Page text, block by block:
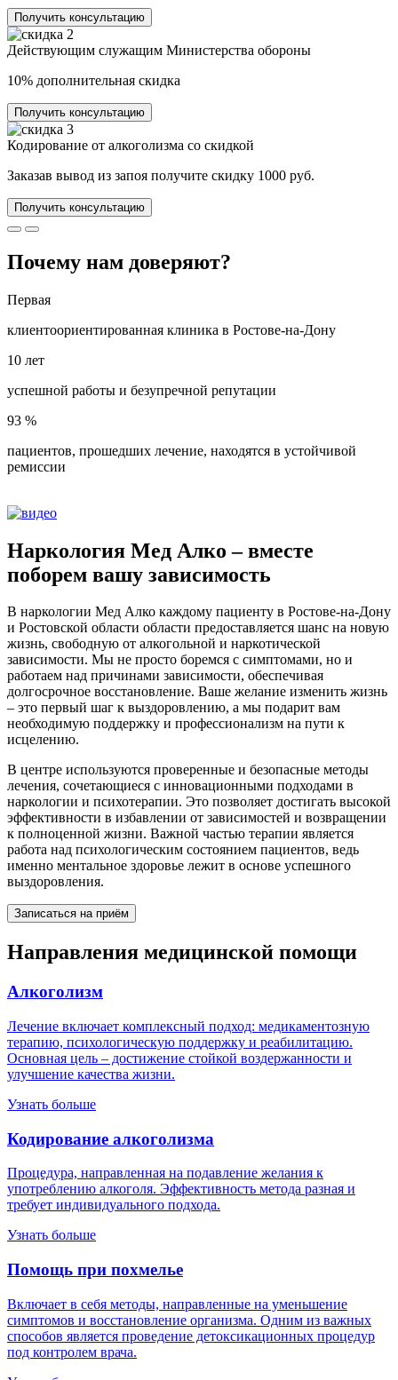
Получить консультацию
Действующим служащим Министерства обороны
10% дополнительная скидка
Получить консультацию
Кодирование от алкоголизма со скидкой
Заказав вывод из запоя получите скидку 1000 руб.
Получить консультацию
Почему нам доверяют?
Первая
клиентоориентированная клиника в Ростове-на-Дону
10 лет
успешной работы и безупречной репутации
93 %
пациентов, прошедших лечение, находятся в устойчивой
ремиссии
Наркология Мед Алко – вместе
поборем вашу зависимость
В наркологии Мед Алко каждому пациенту в Ростове-на-Дону
и Ростовской области области предоставляется шанс на новую
жизнь, свободную от алкогольной и наркотической
зависимости. Мы не просто боремся с симптомами, но и
работаем над причинами зависимости, обеспечивая
долгосрочное восстановление. Ваше желание изменить жизнь
– это первый шаг к выздоровлению, а мы подарит вам
необходимую поддержку и профессионализм на пути к
исцелению.
В центре используются проверенные и безопасные методы
лечения, сочетающиеся с инновационными подходами в
наркологии и психотерапии. Это позволяет достигать высокой
эффективности в избавлении от зависимостей и возвращении
к полноценной жизни. Важной частью терапии является
работа над психологическим состоянием пациентов, ведь
именно ментальное здоровье лежит в основе успешного
выздоровления.
Записаться на приём
Направления медицинской помощи
Алкоголизм
Лечение включает комплексный подход: медикаментозную
терапию, психологическую поддержку и реабилитацию.
Основная цель – достижение стойкой воздержанности и
улучшение качества жизни.
Узнать больше
Кодирование алкоголизма
Процедура, направленная на подавление желания к
употреблению алкоголя. Эффективность метода разная и
требует индивидуального подхода.
Узнать больше
Помощь при похмелье
Включает в себя методы, направленные на уменьшение
симптомов и восстановление организма. Одним из важных
способов является проведение детоксикационных процедур
под контролем врача.